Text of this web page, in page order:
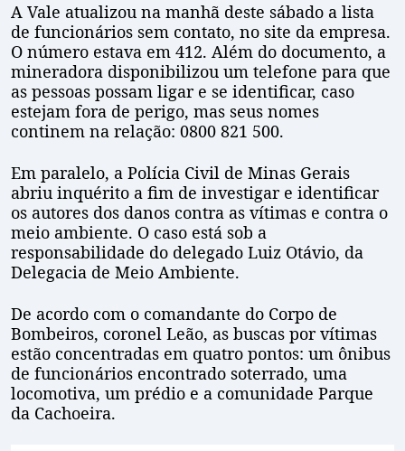
A Vale atualizou na manhã deste sábado a lista
de funcionários sem contato, no site da empresa.
O número estava em 412. Além do documento, a
mineradora disponibilizou um telefone para que
as pessoas possam ligar e se identificar, caso
estejam fora de perigo, mas seus nomes
continem na relação: 0800 821 500.
Em paralelo, a Polícia Civil de Minas Gerais
abriu inquérito a fim de investigar e identificar
os autores dos danos contra as vítimas e contra o
meio ambiente. O caso está sob a
responsabilidade do delegado Luiz Otávio, da
Delegacia de Meio Ambiente.
De acordo com o comandante do Corpo de
Bombeiros, coronel Leão, as buscas por vítimas
estão concentradas em quatro pontos: um ônibus
de funcionários encontrado soterrado, uma
locomotiva, um prédio e a comunidade Parque
da Cachoeira.